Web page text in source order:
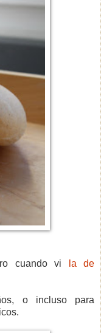
cuando vi
la de
o incluso para